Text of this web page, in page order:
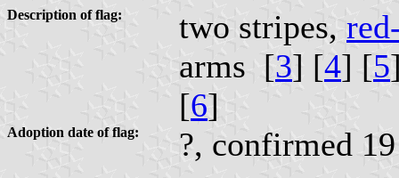
Description of flag: two stripes,
arms [3] [4] [5
[6]
Adoption date of flag: ?, confirmed